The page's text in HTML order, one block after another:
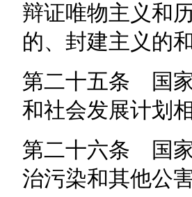
辩证唯物主义和
的、封建主义的
第二十五条 国
和社会发展计划
第二十六条 国
治污染和其他公